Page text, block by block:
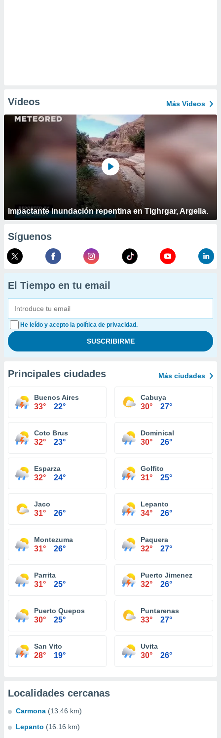
Vídeos Más Vídeos
Impactante inundación repentina en Tighrgar, Argelia.
Síguenos
El Tiempo en tu email
He leído y acepto la política de privacidad.
Principales ciudades Más ciudades
Buenos Aires
33° 22°
Cabuya
30° 27°
Coto Brus
32° 23°
Dominical
30° 26°
Esparza
32° 24°
Golfito
31° 25°
Jaco
31° 26°
Lepanto
34° 26°
Montezuma
31° 26°
Paquera
32° 27°
Parrita
31° 25°
Puerto Jimenez
32° 26°
Puerto Quepos
30° 25°
Puntarenas
33° 27°
San Vito
28° 19°
Uvita
30° 26°
Localidades cercanas
Carmona (13.46 km)
Lepanto (16.16 km)